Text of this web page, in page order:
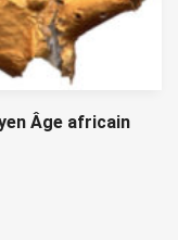
Âge africain